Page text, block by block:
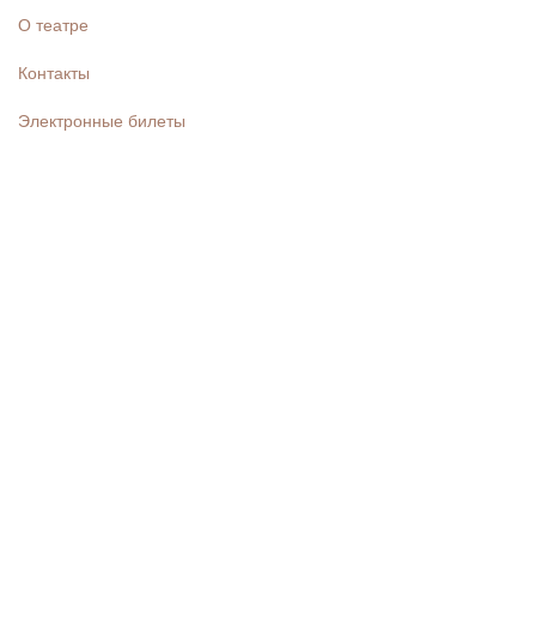
О театре
Контакты
Электронные билеты